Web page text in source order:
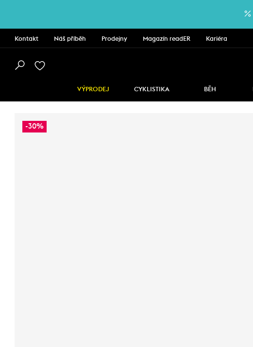
Kontakt Náš příběh Prodejny Magazín readER Kariéra
VÝPRODEJ CYKLISTIKA BĚH
-30%